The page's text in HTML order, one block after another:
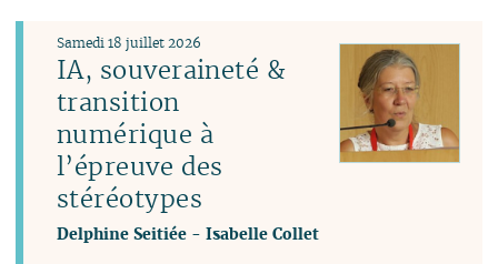
IA, souveraineté &
transition
numérique à
l’épreuve des
stéréotypes
Samedi 18 juillet 2026
Delphine Seitiée -Isabelle Collet